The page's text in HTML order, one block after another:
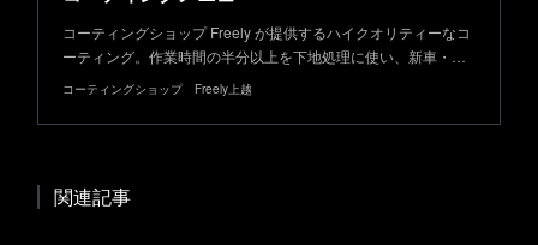
コーティングショップ Freely が提供するハイクオリティーなコ
ーティング。作業時間の半分以上を下地処理に使い、新車・…
コーティングショップ Freely上越
関連記事